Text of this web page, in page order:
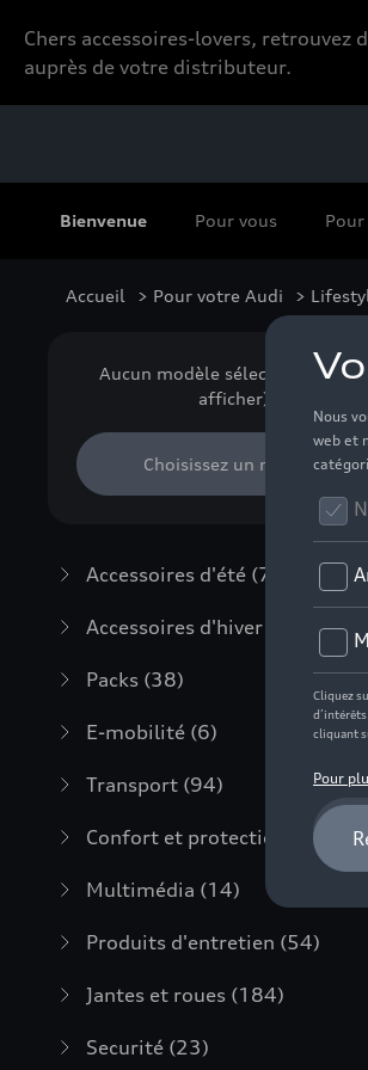
Chers accessoires-lovers, retrouvez
auprès de votre distributeur.
Bienvenue Pour vous
Accueil > Pour votre Audi >
Aucun modèle sélectionné (Tout
afficher)
Choisissez un modèle
Accessoires d'été (7)
Accessoires d'hiver
Packs (38)
E-mobilité (6)
Transport (94)
Confort et protection (373)
Multimédia (14)
Produits d'entretien (54)
Jantes et roues (184)
Securité (23)